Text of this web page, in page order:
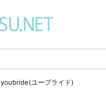
youbride(ユーブライド)